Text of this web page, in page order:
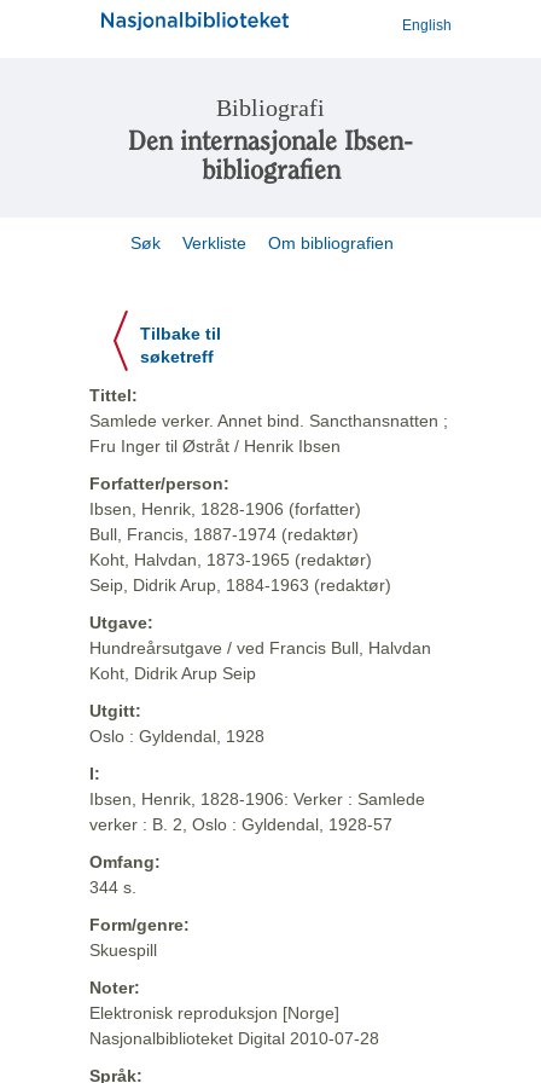
English
Bibliografi
Den internasjonale Ibsen-
bibliografien
Søk Verkliste Om bibliografien
Tilbake til
søketreff
Tittel:
Samlede verker. Annet bind. Sancthansnatten ;
Fru Inger til Østråt / Henrik Ibsen
Forfatter/person:
Ibsen, Henrik, 1828-1906 (forfatter)
Bull, Francis, 1887-1974 (redaktør)
Koht, Halvdan, 1873-1965 (redaktør)
Seip, Didrik Arup, 1884-1963 (redaktør)
Utgave:
Hundreårsutgave / ved Francis Bull, Halvdan
Koht, Didrik Arup Seip
Utgitt:
Oslo : Gyldendal, 1928
I:
Ibsen, Henrik, 1828-1906: Verker : Samlede
verker : B. 2, Oslo : Gyldendal, 1928-57
Omfang:
344 s.
Form/genre:
Skuespill
Noter:
Elektronisk reproduksjon [Norge]
Nasjonalbiblioteket Digital 2010-07-28
Språk: